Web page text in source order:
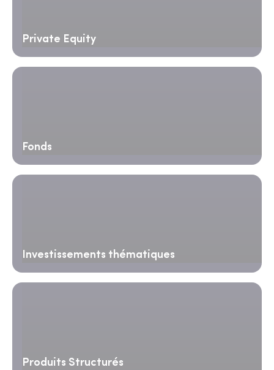
Private Equity
Fonds
Investissements thématiques
Produits Structurés